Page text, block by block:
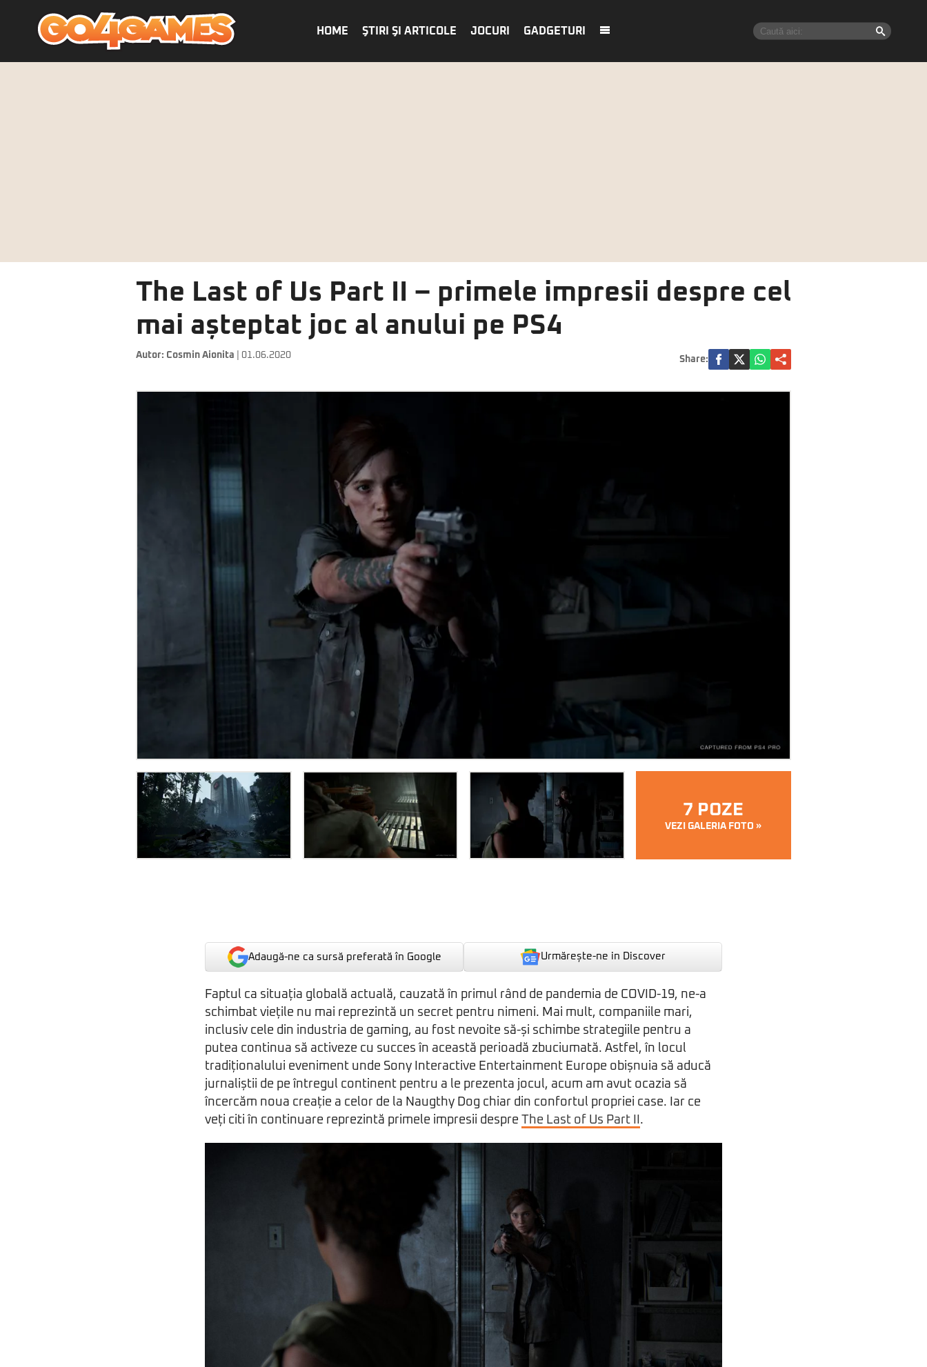
HOME ŞTIRI ŞI ARTICOLE JOCURI GADGETURI
The Last of Us Part II – primele impresii despre cel
mai așteptat joc al anului pe PS4
Autor: Cosmin Aionita | 01.06.2020 Share:
7 POZE
VEZI GALERIA FOTO »
Adaugă-ne ca sursă preferată în Google Urmărește-ne in Discover
Faptul ca situația globală actuală, cauzată în primul rând de pandemia de COVID-19, ne-a
schimbat viețile nu mai reprezintă un secret pentru nimeni. Mai mult, companiile mari,
inclusiv cele din industria de gaming, au fost nevoite să-și schimbe strategiile pentru a
putea continua să activeze cu succes în această perioadă zbuciumată. Astfel, în locul
tradiționalului eveniment unde Sony Interactive Entertainment Europe obișnuia să aducă
jurnaliștii de pe întregul continent pentru a le prezenta jocul, acum am avut ocazia să
încercăm noua creație a celor de la Naugthy Dog chiar din confortul propriei case. Iar ce
veți citi în continuare reprezintă primele impresii despre The Last of Us Part II .